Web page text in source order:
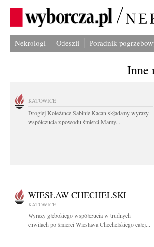
Nekrologi Odeszli Poradnik
Inne
KATOWICE
Drogiej Koleżance Sabinie Kacan składamy wyrazy
współczucia z powodu śmierci Mamy...
WIESŁAW CHECHELSKI
KATOWICE
Wyrazy głębokiego współczucia w trudnych
chwilach po śmierci Wiesława Chechelskiego całej...